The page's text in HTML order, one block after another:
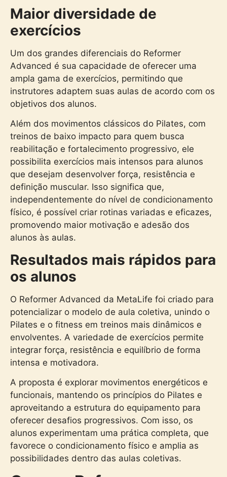
Maior diversidade de
exercícios
Um dos grandes diferenciais do Reformer
Advanced é sua capacidade de oferecer uma
ampla gama de exercícios, permitindo que
instrutores adaptem suas aulas de acordo com os
objetivos dos alunos.
Além dos movimentos clássicos do Pilates, com
treinos de baixo impacto para quem busca
reabilitação e fortalecimento progressivo, ele
possibilita exercícios mais intensos para alunos
que desejam desenvolver força, resistência e
definição muscular. Isso significa que,
independentemente do nível de condicionamento
físico, é possível criar rotinas variadas e eficazes,
promovendo maior motivação e adesão dos
alunos às aulas.
Resultados mais rápidos para
os alunos
O Reformer Advanced da MetaLife foi criado para
potencializar o modelo de aula coletiva, unindo o
Pilates e o fitness em treinos mais dinâmicos e
envolventes. A variedade de exercícios permite
integrar força, resistência e equilíbrio de forma
intensa e motivadora.
A proposta é explorar movimentos energéticos e
funcionais, mantendo os princípios do Pilates e
aproveitando a estrutura do equipamento para
oferecer desafios progressivos. Com isso, os
alunos experimentam uma prática completa, que
favorece o condicionamento físico e amplia as
possibilidades dentro das aulas coletivas.